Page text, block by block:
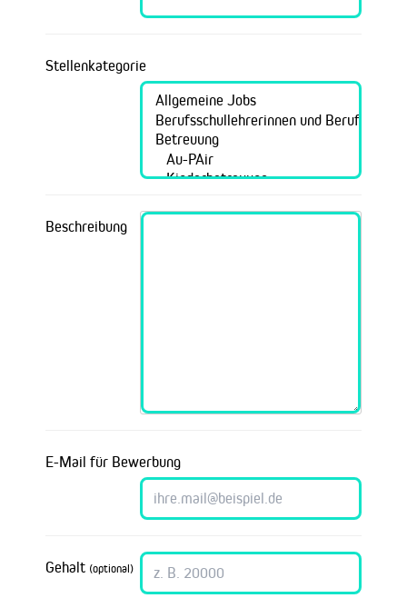
Stellenkategorie
Beschreibung
E-Mail für Bewerbung
Gehalt (optional)